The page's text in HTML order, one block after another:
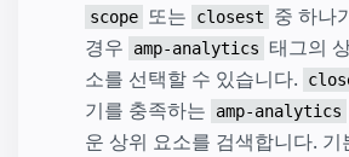
scope 또는 closest 중 하나
경우
amp-analytics 태그의
소를 선택할 수 있습니다.
기를 충족하는
amp-analytics
운 상위 요소를 검색합니다. 기